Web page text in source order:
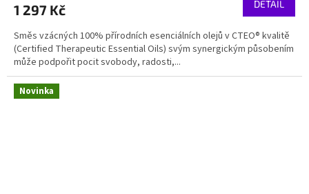
1 297 Kč DETAIL
Směs vzácných 100% přírodních esenciálních olejů v CTEO® kvalitě
(Certified Therapeutic Essential Oils) svým synergickým působením
může podpořit pocit svobody, radosti,...
Novinka